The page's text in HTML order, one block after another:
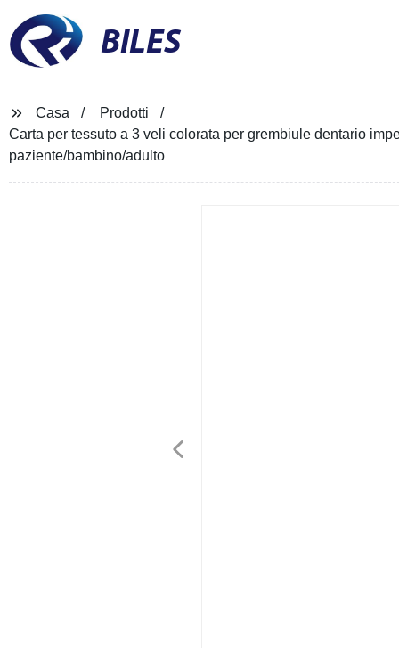
BILES
Casa
Prodotti
Carta per tessuto a 3 veli colorata per grembiule dentario
paziente/bambino/adulto